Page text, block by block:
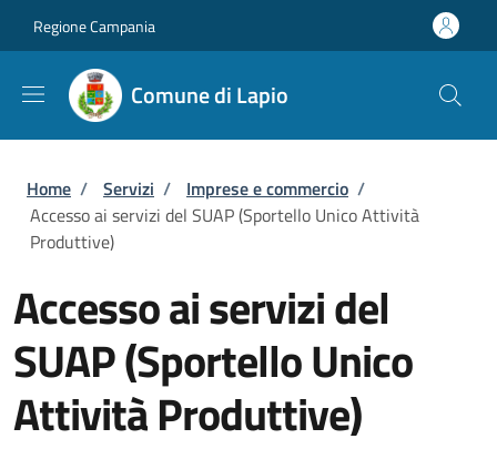
Regione Campania
Comune di Lapio
Briciole di pane
Home / Servizi / Imprese e commercio /
Accesso ai servizi del SUAP (Sportello Unico Attività
Produttive)
Accesso ai servizi del
SUAP (Sportello Unico
Attività Produttive)